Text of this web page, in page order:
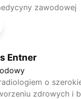
zawodowej
Entner
o
zdrowych i